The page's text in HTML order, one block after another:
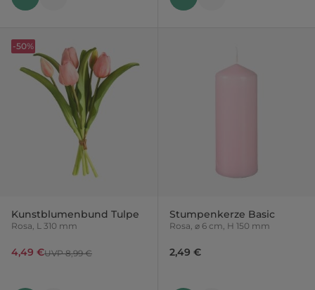
Kunstblumenbund Tulpe
Rosa, L 310 mm
4,49 €UVP 8,99 €
-50%
Stumpenkerze Basic
Rosa, ⌀ 6 cm, H 150 mm
2,49 €